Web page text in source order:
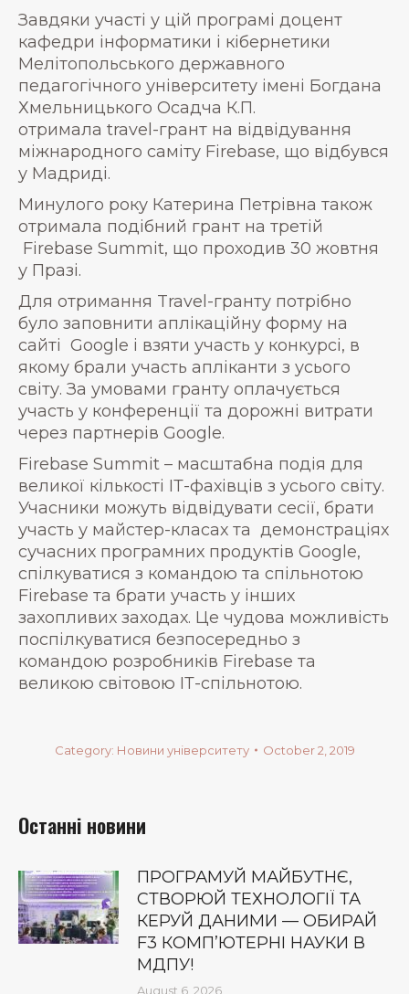
Завдяки участі у цій програмі доцент
кафедри інформатики і кібернетики
Мелітопольського державного
педагогічного університету імені Богдана
Хмельницького Осадча К.П.
отримала travel-грант на відвідування
міжнародного саміту Firebase, що відбувся
у Мадриді.
Минулого року Катерина Петрівна також
отримала подібний грант на третій
Firebase Summit, що проходив 30 жовтня
у Празі.
Для отримання Travel-гранту потрібно
було заповнити аплікаційну форму на
сайті Google і взяти участь у конкурсі, в
якому брали участь апліканти з усього
світу. За умовами гранту оплачується
участь у конференції та дорожні витрати
через партнерів Google.
Firebase Summit – масштабна подія для
великої кількості ІТ-фахівців з усього світу.
Учасники можуть відвідувати сесії, брати
участь у майстер-класах та демонстраціях
сучасних програмних продуктів Google,
спілкуватися з командою та спільнотою
Firebase та брати участь у інших
захопливих заходах. Це чудова можливість
поспілкуватися безпосередньо з
командою розробників Firebase та
великою світовою ІТ-спільнотою.
Category: Новини університету October 2, 2019
Останні новини
ПРОГРАМУЙ МАЙБУТНЄ,
СТВОРЮЙ ТЕХНОЛОГІЇ ТА
КЕРУЙ ДАНИМИ — ОБИРАЙ
F3 КОМП’ЮТЕРНІ НАУКИ В
МДПУ!
August 6, 2026